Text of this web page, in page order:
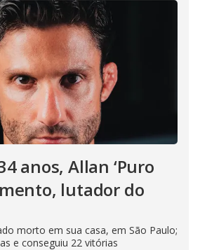
anos, Allan ‘Puro
lutador do
morto em sua casa, em São Paulo;
e conseguiu 22 vitórias